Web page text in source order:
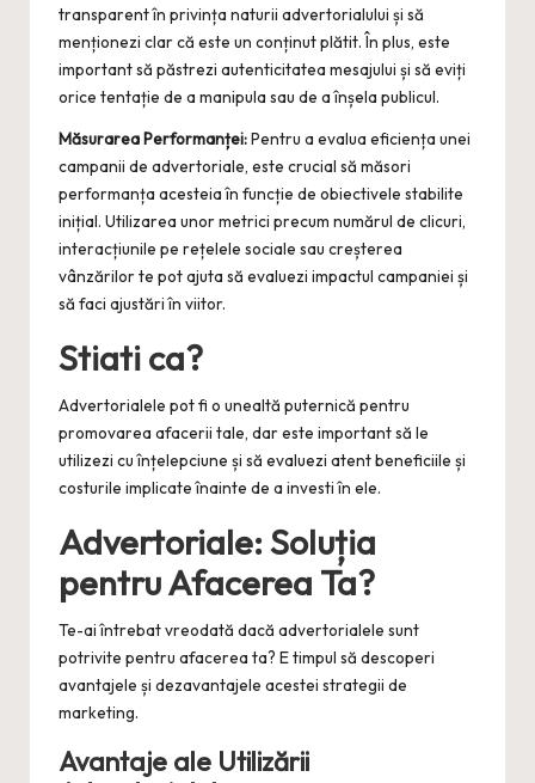
transparent în privința naturii advertorialului și să
menționezi clar că este un conținut plătit. În plus, este
important să păstrezi autenticitatea mesajului și să eviți
orice tentație de a manipula sau de a înșela publicul.
Măsurarea Performanței:Pentru a evalua eficiența unei
campanii de advertoriale, este crucial să măsori
performanța acesteia în funcție de obiectivele stabilite
inițial. Utilizarea unor metrici precum numărul de clicuri,
interacțiunile pe rețelele sociale sau creșterea
vânzărilor te pot ajuta să evaluezi impactul campaniei și
să faci ajustări în viitor.
Stiati ca?
Advertorialele pot fi o unealtă puternică pentru
promovarea afacerii tale, dar este important să le
utilizezi cu înțelepciune și să evaluezi atent beneficiile și
costurile implicate înainte de a investi în ele.
Advertoriale: Soluția
pentru Afacerea Ta?
Te-ai întrebat vreodată dacă advertorialele sunt
potrivite pentru afacerea ta? E timpul să descoperi
avantajele și dezavantajele acestei strategii de
marketing.
Avantaje ale Utilizării